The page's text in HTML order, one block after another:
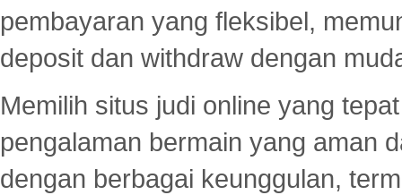
pembayaran yang fleksibel,
deposit dan withdraw dengan
Memilih situs judi online yang
pengalaman bermain yang aman
dengan berbagai keunggulan,